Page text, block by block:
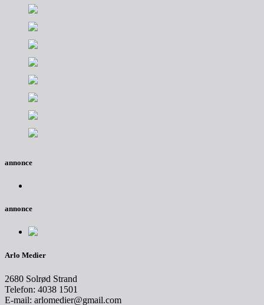
annonce
annonce
Arlo Medier
2680 Solrød Strand
Telefon: 4038 1501
E-mail: arlomedier@gmail.com